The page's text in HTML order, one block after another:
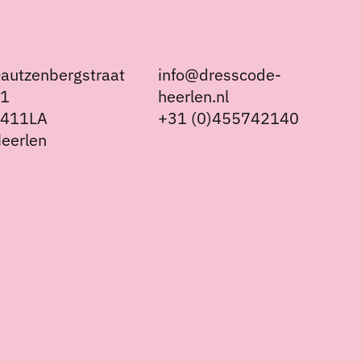
info@dresscode-
heerlen.nl
+31 (0)455742140